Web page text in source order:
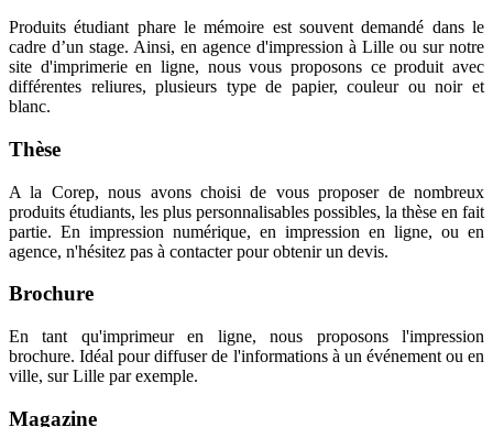
Produits étudiant phare le mémoire est souvent demandé dans le
cadre d’un stage. Ainsi, en agence d'impression à Lille ou sur notre
site d'imprimerie en ligne, nous vous proposons ce produit avec
différentes reliures, plusieurs type de papier, couleur ou noir et
blanc.
Thèse
A la Corep, nous avons choisi de vous proposer de nombreux
produits étudiants, les plus personnalisables possibles, la thèse en fait
partie. En impression numérique, en impression en ligne, ou en
agence, n'hésitez pas à contacter pour obtenir un devis.
Brochure
En tant qu'imprimeur en ligne, nous proposons l'impression
brochure. Idéal pour diffuser de l'informations à un événement ou en
ville, sur Lille par exemple.
Magazine